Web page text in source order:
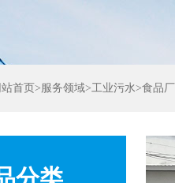
站首页>服务领域>工业污水>食品厂